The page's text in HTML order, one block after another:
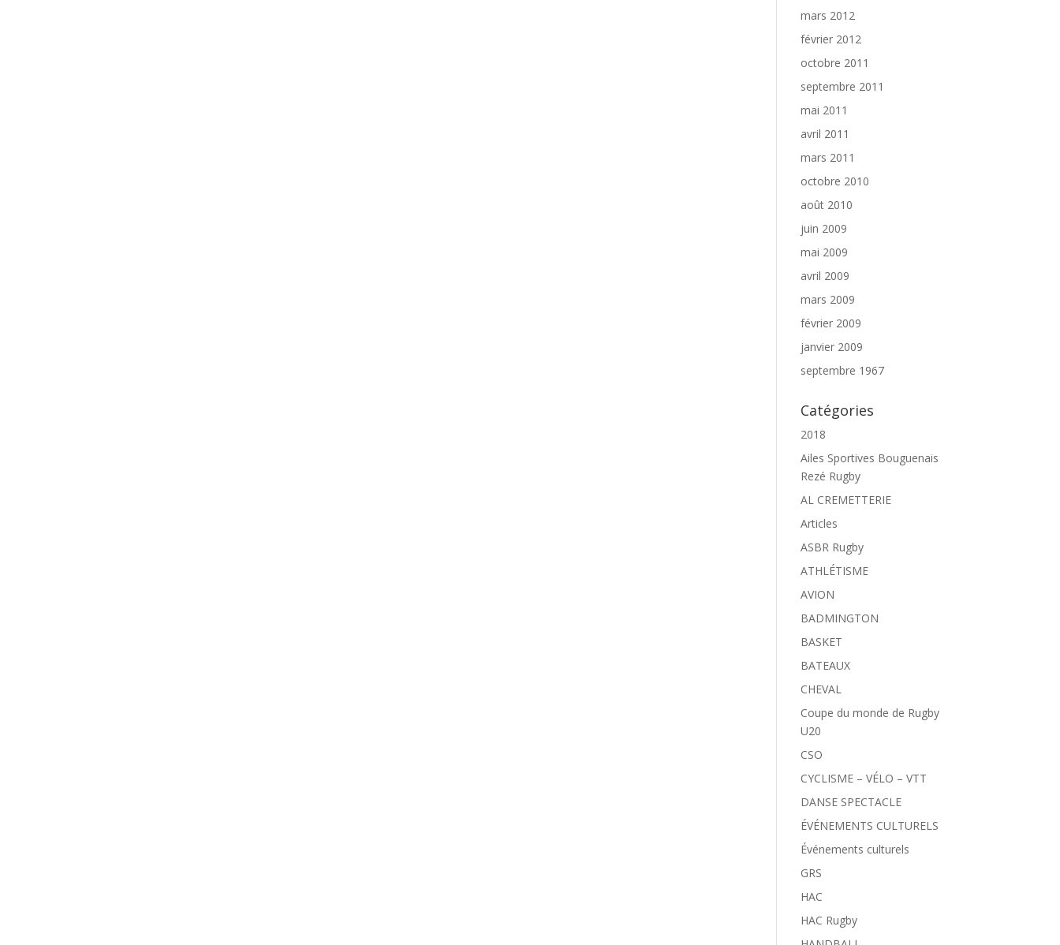
mars 2012
février 2012
octobre 2011
septembre 2011
mai 2011
avril 2011
mars 2011
octobre 2010
août 2010
juin 2009
mai 2009
avril 2009
mars 2009
février 2009
janvier 2009
septembre 1967
Catégories
2018
Ailes Sportives Bouguenais
Rezé Rugby
AL CREMETTERIE
Articles
ASBR Rugby
ATHLÉTISME
AVION
BADMINGTON
BASKET
BATEAUX
CHEVAL
Coupe du monde de Rugby
U20
CSO
CYCLISME – VÉLO – VTT
DANSE SPECTACLE
ÉVÉNEMENTS CULTURELS
Événements culturels
GRS
HAC
HAC Rugby